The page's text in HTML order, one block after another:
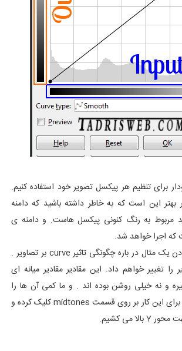
برای تنظیم هر پیکسل تصویر خود استفاده کنیم.
بهتر این است که به خاطر داشته باشید که دامنه
مربوط به رنگ کنونی پیکسل هاست. و دامنه ی
اجرا خواهد شد.
بنابراین برای نشان دادن یک مثال در باره چگونگی تاثیر curve بر تصاویر .
را تغییر خواهم داد. این مقادیر مقادیر میانه ای
و نه خیلی روشن بوده اند . و ما کمی آن ها را
روشن تر خواهیم کرد. برای این کار بر روی قسمت midtones کلیک کرده و